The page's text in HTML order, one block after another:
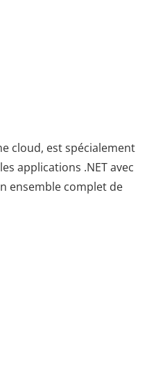
cloud, est spécialement
applications .NET avec
ensemble complet de